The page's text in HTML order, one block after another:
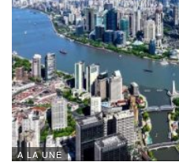
A LA UNE